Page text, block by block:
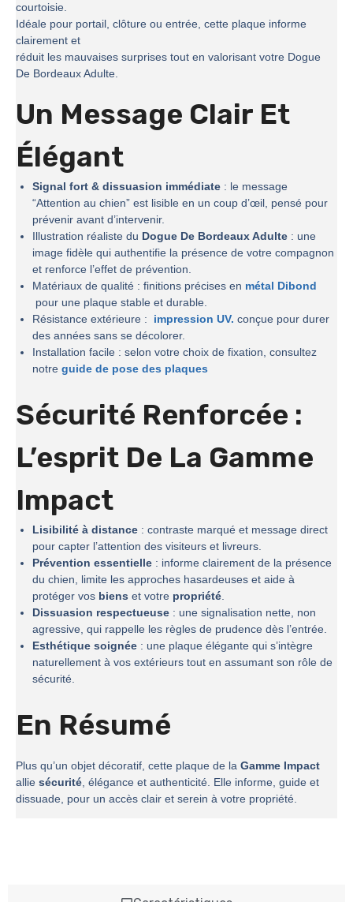
courtoisie.
Idéale pour portail, clôture ou entrée, cette plaque informe
clairement et
réduit les mauvaises surprises tout en valorisant votre Dogue
De Bordeaux Adulte.
Un Message Clair Et
Élégant
Signal fort & dissuasion immédiate : le message
“Attention au chien” est lisible en un coup d’œil, pensé pour
prévenir avant d’intervenir.
Illustration réaliste du Dogue De Bordeaux Adulte : une
image fidèle qui authentifie la présence de votre compagnon
et renforce l’effet de prévention.
Matériaux de qualité : finitions précises en métal Dibond
pour une plaque stable et durable.
Résistance extérieure :
impression UV. conçue pour durer
des années sans se décolorer.
Installation facile : selon votre choix de fixation, consultez
notre guide de pose des plaques
Sécurité Renforcée :
L’esprit De La Gamme
Impact
Lisibilité à distance : contraste marqué et message direct
pour capter l’attention des visiteurs et livreurs.
Prévention essentielle : informe clairement de la présence
du chien, limite les approches hasardeuses et aide à
protéger vos biens et votre propriété.
Dissuasion respectueuse : une signalisation nette, non
agressive, qui rappelle les règles de prudence dès l’entrée.
Esthétique soignée : une plaque élégante qui s’intègre
naturellement à vos extérieurs tout en assumant son rôle de
sécurité.
En Résumé
Plus qu’un objet décoratif, cette plaque de la Gamme Impact
allie sécurité, élégance et authenticité. Elle informe, guide et
dissuade, pour un accès clair et serein à votre propriété.